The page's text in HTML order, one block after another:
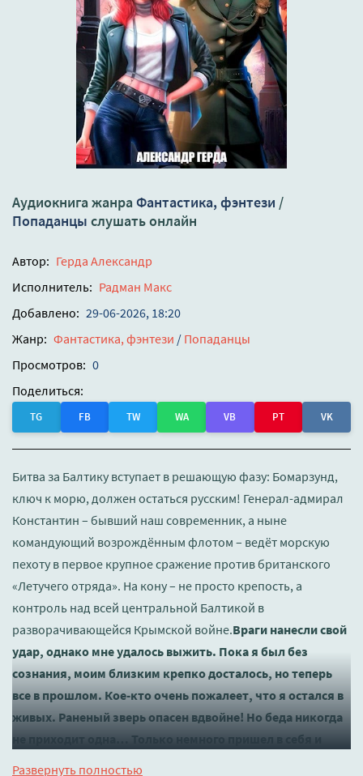
Аудиокнига жанра Фантастика, фэнтези /
Попаданцы слушать онлайн
Автор: Герда Александр
Исполнитель: Радман Макс
Добавлено: 29-06-2026, 18:20
Жанр: Фантастика, фэнтези / Попаданцы
Просмотров: 0
Поделиться:
TG FB TW WA VB PT VK
Битва за Балтику вступает в решающую фазу: Бомарзунд,
ключ к морю, должен остаться русским! Генерал-адмирал
Константин – бывший наш современник, а ныне
командующий возрождённым флотом – ведёт морскую
пехоту в первое крупное сражение против британского
«Летучего отряда». На кону – не просто крепость, а
контроль над всей центральной Балтикой в
разворачивающейся Крымской войне.Враги нанесли свой
удар, однако мне удалось выжить. Пока я был без
сознания, моим близким крепко досталось, но теперь
все в прошлом. Кое-кто очень пожалеет, что я остался в
живых. Раненый зверь опасен вдвойне! Но беда никогда
не приходит одна… Только немного пришел в себя и
Развернуть полностью